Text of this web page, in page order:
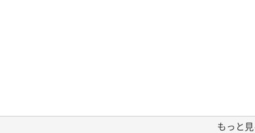
もっと